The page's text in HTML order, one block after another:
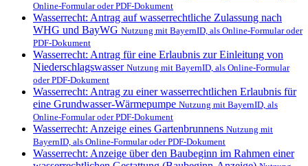
Online-Formular oder PDF-Dokument
Wasserrecht: Antrag auf wasserrechtliche Zulassung nach
WHG und BayWG Nutzung mit BayernID, als Online-Formular oder
PDF-Dokument
Wasserrecht: Antrag für eine Erlaubnis zur Einleitung von
Niederschlagswasser Nutzung mit BayernID, als Online-Formular
oder PDF-Dokument
Wasserrecht: Antrag zu einer wasserrechtlichen Erlaubnis für
eine Grundwasser-Wärmepumpe Nutzung mit BayernID, als
Online-Formular oder PDF-Dokument
Wasserrecht: Anzeige eines Gartenbrunnens Nutzung mit
BayernID, als Online-Formular oder PDF-Dokument
Wasserrecht: Anzeige über den Baubeginn im Rahmen einer